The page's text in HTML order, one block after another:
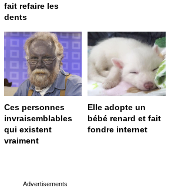
fait refaire les
dents
Ces personnes
invraisemblables
qui existent
vraiment
Elle adopte un
bébé renard et fait
fondre internet